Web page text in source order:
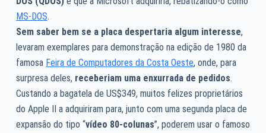
MS-DOS.
Sem saber bem se a placa despertaria algum interesse,
levaram exemplares para demonstração na edição de 1980 da
famosa Feira de Computadores da Costa Oeste, onde, para
surpresa deles, receberiam uma enxurrada de pedidos.
Custando a bagatela de US$349, muitos felizes proprietários
do Apple II a adquiriram para, junto com uma segunda placa de
expansão do tipo “vídeo 80-colunas”, poderem usar o famoso